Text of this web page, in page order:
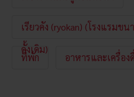
เรียวคัง (ryokan) (โรงแรม
ดั้งเดิม)
ที่พัก อาหารและเครื่อง